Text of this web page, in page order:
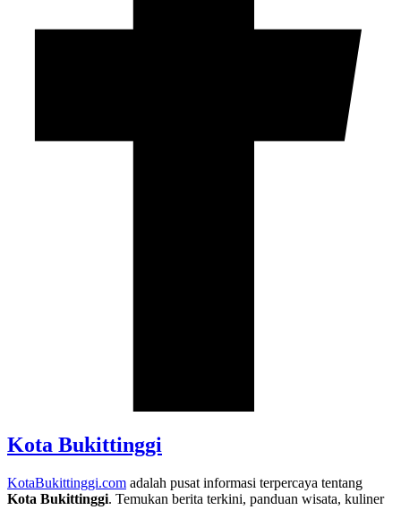
Kota Bukittinggi
KotaBukittinggi.com adalah pusat informasi terpercaya tentang
Kota Bukittinggi. Temukan berita terkini, panduan wisata, kuliner